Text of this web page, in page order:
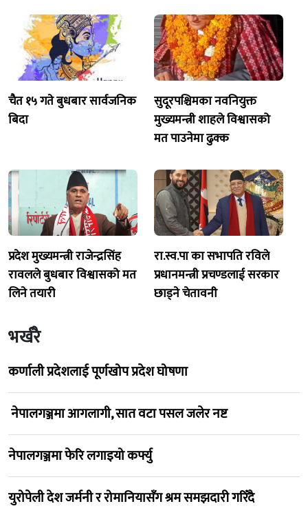
चैत १५ गते बुधबार सार्वजनिक
बिदा
सुदूरपश्चिमका नवनियुक्त
मुख्यमन्त्री शाहले विश्वासको
मत पाउनेमा ढुक्क
प्रदेश मुख्यमन्त्री राजेन्द्रसिंह
रावलले बुधबार विश्वासको मत
लिने तयारी
रा.स्व.पा का सभापति रविले
प्रधानमन्त्री प्रचण्डलाई सरकार
छाड्ने चेतावनी
भर्खरै
कर्णाली प्रदेशलाई पूर्णखोप प्रदेश घोषणा
नेपालगञ्जमा आगलागी, सात वटा पसल जलेर नष्ट
नेपालगञ्जमा फेरि लगाइयो कर्फ्यु
युरोपेली देश जर्मनी र रोमानियासँग श्रम समझदारी गरिँदै